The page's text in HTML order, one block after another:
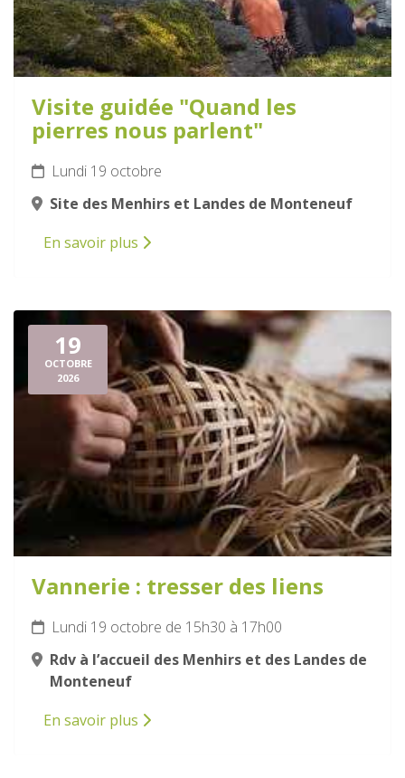
Visite guidée "Quand les
pierres nous parlent"
Lundi 19 octobre
Site des Menhirs et Landes de Monteneuf
En savoir plus
19
OCTOBRE
2026
Vannerie : tresser des liens
Lundi 19 octobre de 15h30 à 17h00
Rdv à l’accueil des Menhirs et des Landes de
Monteneuf
En savoir plus